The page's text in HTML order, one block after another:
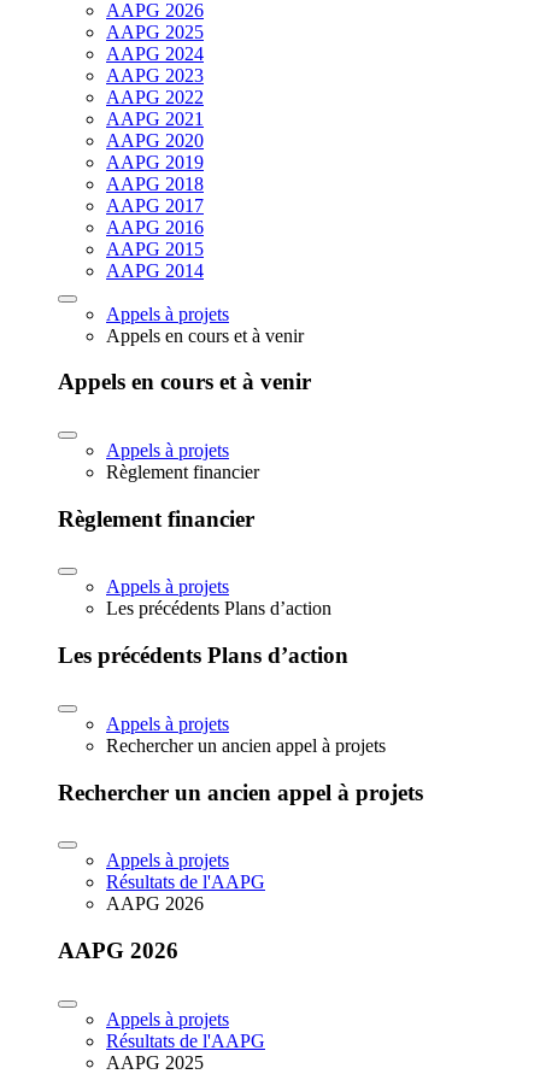
AAPG 2026
AAPG 2025
AAPG 2024
AAPG 2023
AAPG 2022
AAPG 2021
AAPG 2020
AAPG 2019
AAPG 2018
AAPG 2017
AAPG 2016
AAPG 2015
AAPG 2014
Appels à projets
Appels en cours et à venir
Appels en cours et à venir
Appels à projets
Règlement financier
Règlement financier
Appels à projets
Les précédents Plans d’action
Les précédents Plans d’action
Appels à projets
Rechercher un ancien appel à projets
Rechercher un ancien appel à projets
Appels à projets
Résultats de l'AAPG
AAPG 2026
AAPG 2026
Appels à projets
Résultats de l'AAPG
AAPG 2025